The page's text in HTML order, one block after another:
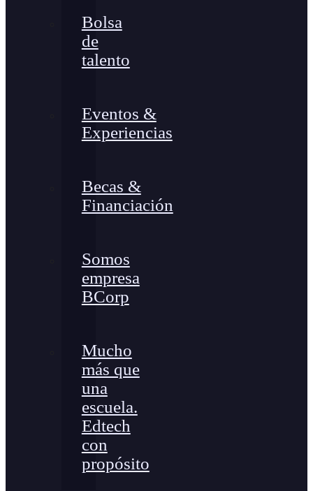
Bolsa
de
talento
Eventos &
Experiencias
Becas &
Financiación
Somos
empresa
BCorp
Mucho
más que
una
escuela.
Edtech
con
propósito